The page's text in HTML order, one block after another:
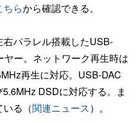
ちらから確認できる。
右パラレル搭載したUSB-
ー。ネットワーク再生時は
再生に対応。USB-DAC
DSDに対応する。ま
る（関連ニュース）。